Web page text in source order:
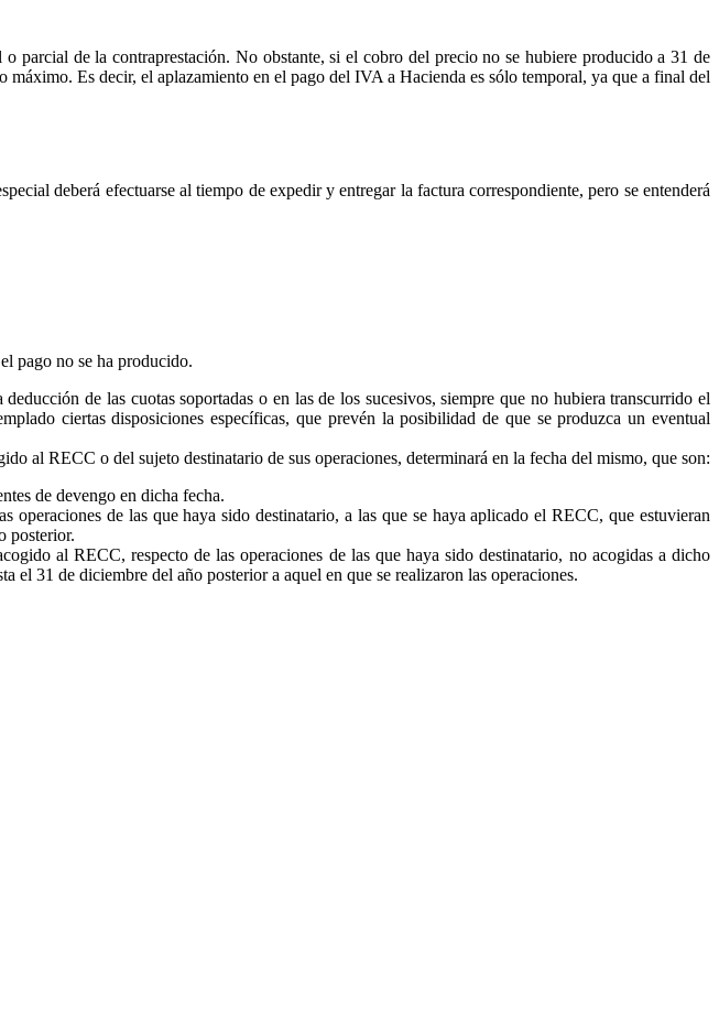
parcial de la contraprestación. No obstante, si el cobro del precio no se hubiere producido a 31 de
Es decir, el aplazamiento en el pago del IVA a Hacienda es sólo temporal, ya que a final del
deberá efectuarse al tiempo de expedir y entregar la factura correspondiente, pero se entenderá
pago no se ha producido.
de las cuotas soportadas o en las de los sucesivos, siempre que no hubiera transcurrido el
ciertas disposiciones específicas, que prevén la posibilidad de que se produzca un eventual
al RECC o del sujeto destinatario de sus operaciones, determinará en la fecha del mismo, que son:
de devengo en dicha fecha.
de las que haya sido destinatario, a las que se haya aplicado el RECC, que estuvieran
posterior.
al RECC, respecto de las operaciones de las que haya sido destinatario, no acogidas a dicho
el 31 de diciembre del año posterior a aquel en que se realizaron las operaciones.